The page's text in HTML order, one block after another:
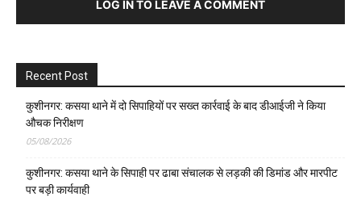
LOG IN TO LEAVE A COMMENT
Recent Post
कुशीनगर: कसया थाने में दो सिपाहियों पर सख्त कार्रवाई के बाद डीआईजी ने किया
औचक निरीक्षण
05/08/2026
कुशीनगर: कसया थाने के सिपाही पर ढाबा संचालक से लड़की की डिमांड और मारपीट
पर बड़ी कार्यवाही